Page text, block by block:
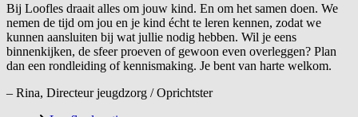
Bij Loofles draait alles om jouw kind. En om het samen doen. We
nemen de tijd om jou en je kind écht te leren kennen, zodat we
kunnen aansluiten bij wat jullie nodig hebben. Wil je eens
binnenkijken, de sfeer proeven of gewoon even overleggen? Plan
dan een rondleiding of kennismaking. Je bent van harte welkom.
– Rina, Directeur jeugdzorg / Oprichtster